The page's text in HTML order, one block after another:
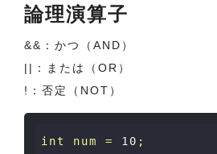
論理演算子
&&：かつ（AND）
||：または（OR）
!：否定（NOT）
int num = 10 ;